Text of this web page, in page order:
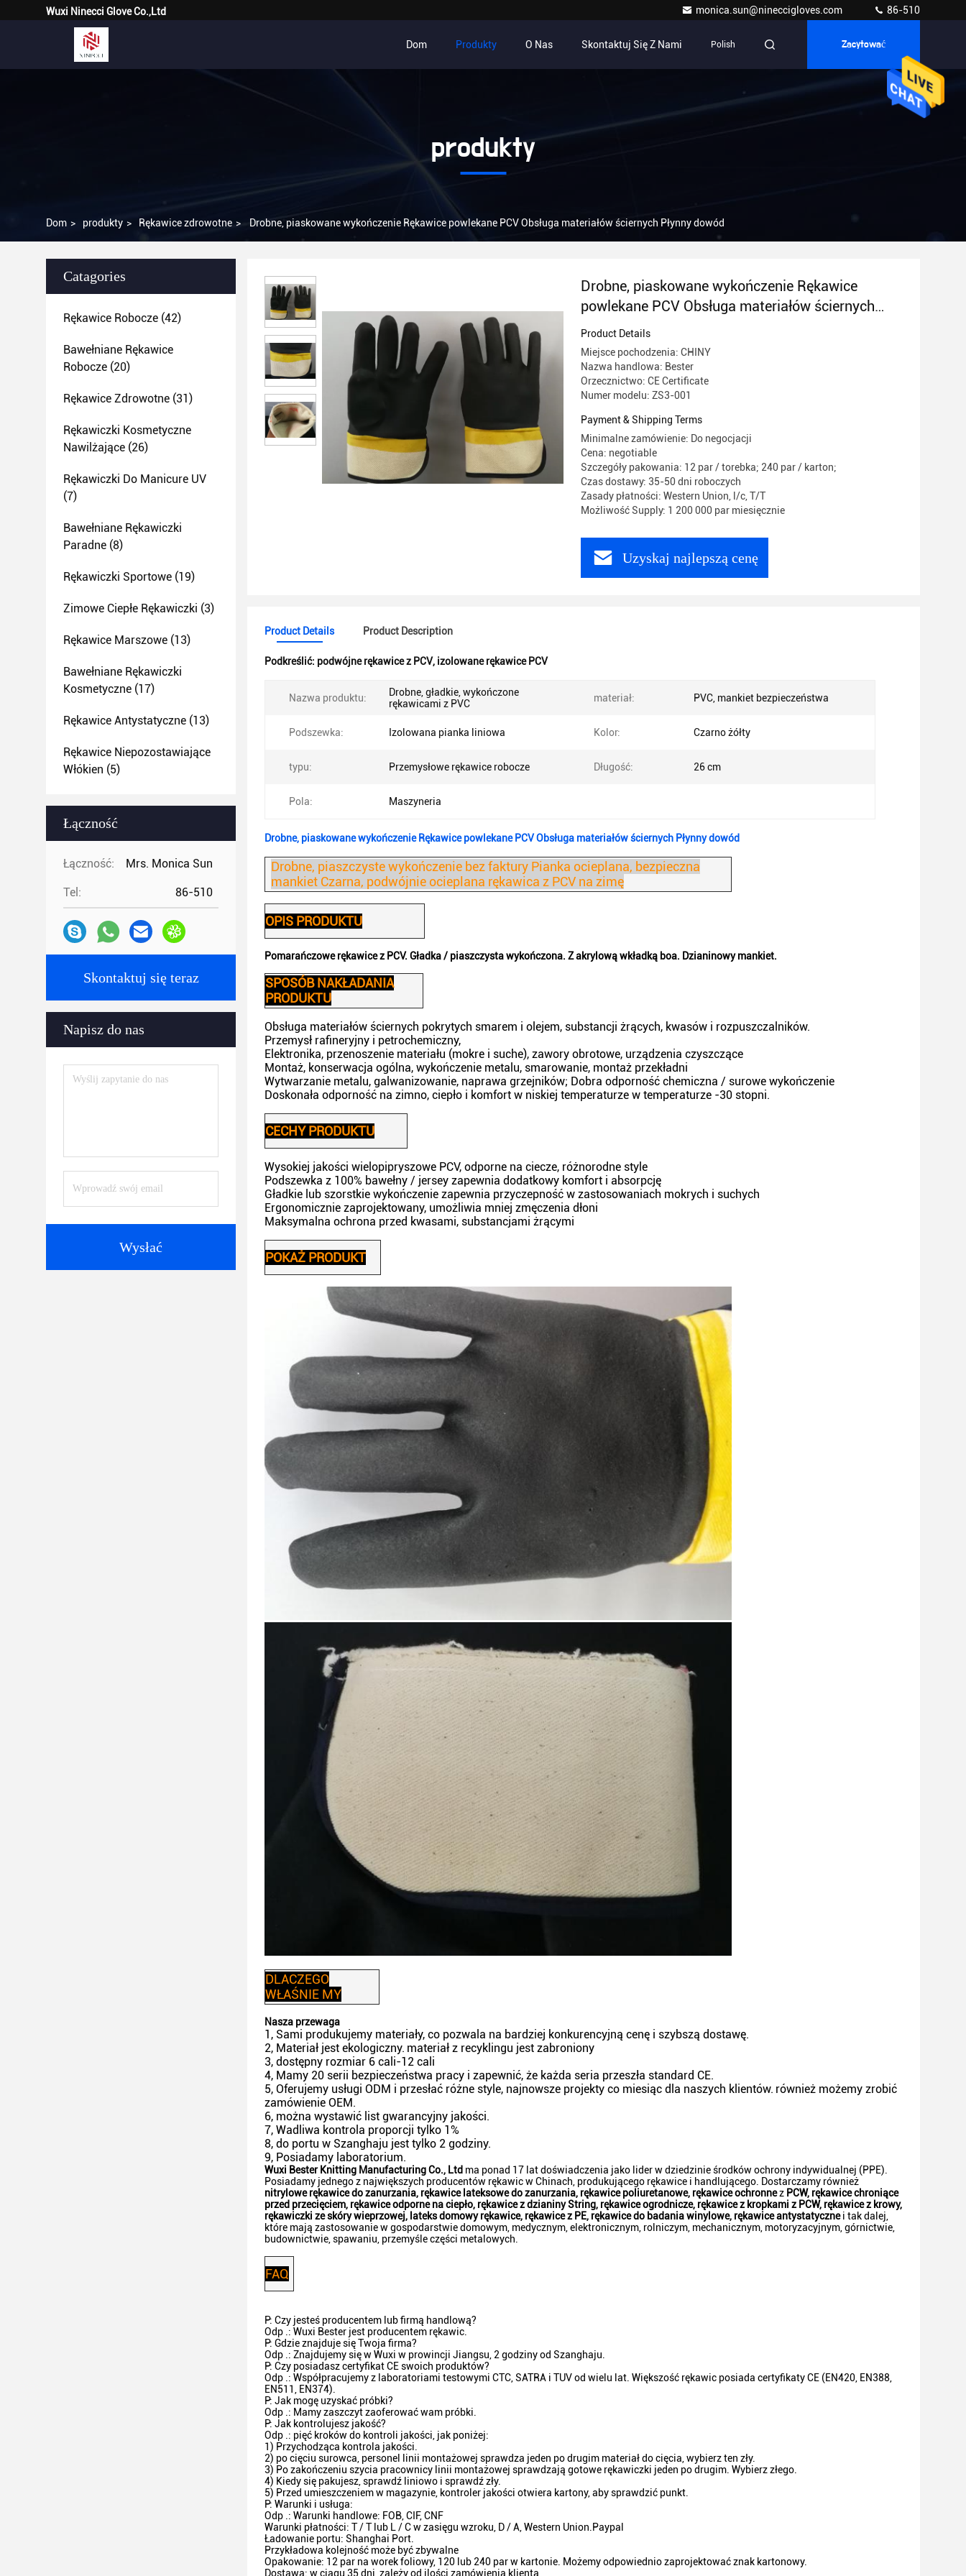
Wuxi Ninecci Glove Co.,Ltd monica.sun@nineccigloves.com 86-510
Dom Produkty O Nas Skontaktuj Się Z Nami Polish Zacytować
produkty
Dom > produkty > Rękawice zdrowotne > Drobne, piaskowane wykończenie Rękawice powlekane PCV Obsługa materiałów ściernych Płynny dowód
Catagories
Rękawice Robocze (42)
Bawełniane Rękawice
Robocze (20)
Rękawice Zdrowotne (31)
Rękawiczki Kosmetyczne
Nawilżające (26)
Rękawiczki Do Manicure UV
(7)
Bawełniane Rękawiczki
Paradne (8)
Rękawiczki Sportowe (19)
Zimowe Ciepłe Rękawiczki (3)
Rękawice Marszowe (13)
Bawełniane Rękawiczki
Kosmetyczne (17)
Rękawice Antystatyczne (13)
Rękawice Niepozostawiające
Włókien (5)
Łączność
Łączność: Mrs. Monica Sun
Tel: 86-510
Skontaktuj się teraz
Napisz do nas
Wysłać
Drobne, piaskowane wykończenie Rękawice
powlekane PCV Obsługa materiałów ściernych
Płynny dowód
Product Details
Miejsce pochodzenia: CHINY
Nazwa handlowa: Bester
Orzecznictwo: CE Certificate
Numer modelu: ZS3-001
Payment & Shipping Terms
Minimalne zamówienie: Do negocjacji
Cena: negotiable
Szczegóły pakowania: 12 par / torebka; 240 par / karton;
Czas dostawy: 35-50 dni roboczych
Zasady płatności: Western Union, l/c, T/T
Możliwość Supply: 1 200 000 par miesięcznie
Uzyskaj najlepszą cenę
Product Details Product Description
Podkreślić: podwójne rękawice z PCV, izolowane rękawice PCV
Nazwa produktu:
Drobne, gładkie, wykończone
rękawicami z PVC
materiał: PVC, mankiet bezpieczeństwa
Podszewka: Izolowana pianka liniowa Kolor: Czarno żółty
typu: Przemysłowe rękawice robocze Długość: 26 cm
Pola: Maszyneria
Drobne, piaskowane wykończenie Rękawice powlekane PCV Obsługa materiałów ściernych Płynny dowód
Drobne, piaszczyste wykończenie bez faktury Pianka ocieplana, bezpieczna
mankiet Czarna, podwójnie ocieplana rękawica z PCV na zimę
OPIS PRODUKTU
Pomarańczowe rękawice z PCV. Gładka / piaszczysta wykończona. Z akrylową wkładką boa. Dzianinowy mankiet.
SPOSÓB NAKŁADANIA
PRODUKTU
Obsługa materiałów ściernych pokrytych smarem i olejem, substancji żrących, kwasów i rozpuszczalników.
Przemysł rafineryjny i petrochemiczny,
Elektronika, przenoszenie materiału (mokre i suche), zawory obrotowe, urządzenia czyszczące
Montaż, konserwacja ogólna, wykończenie metalu, smarowanie, montaż przekładni
Wytwarzanie metalu, galwanizowanie, naprawa grzejników; Dobra odporność chemiczna / surowe wykończenie
Doskonała odporność na zimno, ciepło i komfort w niskiej temperaturze w temperaturze -30 stopni.
CECHY PRODUKTU
Wysokiej jakości wielopipryszowe PCV, odporne na ciecze, różnorodne style
Podszewka z 100% bawełny / jersey zapewnia dodatkowy komfort i absorpcję
Gładkie lub szorstkie wykończenie zapewnia przyczepność w zastosowaniach mokrych i suchych
Ergonomicznie zaprojektowany, umożliwia mniej zmęczenia dłoni
Maksymalna ochrona przed kwasami, substancjami żrącymi
POKAŻ PRODUKT
DLACZEGO
WŁAŚNIE MY
Nasza przewaga
1, Sami produkujemy materiały, co pozwala na bardziej konkurencyjną cenę i szybszą dostawę.
2, Materiał jest ekologiczny. materiał z recyklingu jest zabroniony
3, dostępny rozmiar 6 cali-12 cali
4, Mamy 20 serii bezpieczeństwa pracy i zapewnić, że każda seria przeszła standard CE.
5, Oferujemy usługi ODM i przesłać różne style, najnowsze projekty co miesiąc dla naszych klientów. również możemy zrobić
zamówienie OEM.
6, można wystawić list gwarancyjny jakości.
7, Wadliwa kontrola proporcji tylko 1%
8, do portu w Szanghaju jest tylko 2 godziny.
9, Posiadamy laboratorium.
Wuxi Bester Knitting Manufacturing Co., Ltd ma ponad 17 lat doświadczenia jako lider w dziedzinie środków ochrony indywidualnej (PPE).
Posiadamy jednego z największych producentów rękawic w Chinach, produkującego rękawice i handlującego. Dostarczamy również
nitrylowe rękawice do zanurzania, rękawice lateksowe do zanurzania, rękawice poliuretanowe, rękawice ochronnez PCW, rękawice chroniące
przed przecięciem, rękawice odporne na ciepło, rękawice z dzianiny String, rękawice ogrodnicze, rękawice z kropkami z PCW, rękawice z krowy,
rękawiczki ze skóry wieprzowej, lateks domowy rękawice, rękawice z PE, rękawice do badania winylowe, rękawice antystatycznei tak dalej,
które mają zastosowanie w gospodarstwie domowym, medycznym, elektronicznym, rolniczym, mechanicznym, motoryzacyjnym, górnictwie,
budownictwie, spawaniu, przemyśle części metalowych.
FAQ
P: Czy jesteś producentem lub firmą handlową?
Odp .: Wuxi Bester jest producentem rękawic.
P: Gdzie znajduje się Twoja firma?
Odp .: Znajdujemy się w Wuxi w prowincji Jiangsu, 2 godziny od Szanghaju.
P: Czy posiadasz certyfikat CE swoich produktów?
Odp .: Współpracujemy z laboratoriami testowymi CTC, SATRA i TUV od wielu lat. Większość rękawic posiada certyfikaty CE (EN420, EN388,
EN511, EN374).
P: Jak mogę uzyskać próbki?
Odp .: Mamy zaszczyt zaoferować wam próbki.
P: Jak kontrolujesz jakość?
Odp .: pięć kroków do kontroli jakości, jak poniżej:
1) Przychodząca kontrola jakości.
2) po cięciu surowca, personel linii montażowej sprawdza jeden po drugim materiał do cięcia, wybierz ten zły.
3) Po zakończeniu szycia pracownicy linii montażowej sprawdzają gotowe rękawiczki jeden po drugim. Wybierz złego.
4) Kiedy się pakujesz, sprawdź liniowo i sprawdź zły.
5) Przed umieszczeniem w magazynie, kontroler jakości otwiera kartony, aby sprawdzić punkt.
P: Warunki i usługa:
Odp .: Warunki handlowe: FOB, CIF, CNF
Warunki płatności: T / T lub L / C w zasięgu wzroku, D / A, Western Union.Paypal
Ładowanie portu: Shanghai Port.
Przykładowa kolejność może być zbywalne
Opakowanie: 12 par na worek foliowy, 120 lub 240 par w kartonie. Możemy odpowiednio zaprojektować znak kartonowy.
Dostawa: w ciągu 35 dni, zależy od ilości zamówienia klienta